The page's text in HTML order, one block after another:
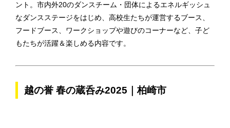
ント。市内外20のダンスチーム・団体によるエネルギッシュ
なダンスステージをはじめ、高校生たちが運営するブース、
フードブース、ワークショップや遊びのコーナーなど、子ど
もたちが活躍＆楽しめる内容です。
越の誉 春の蔵呑み2025｜柏崎市